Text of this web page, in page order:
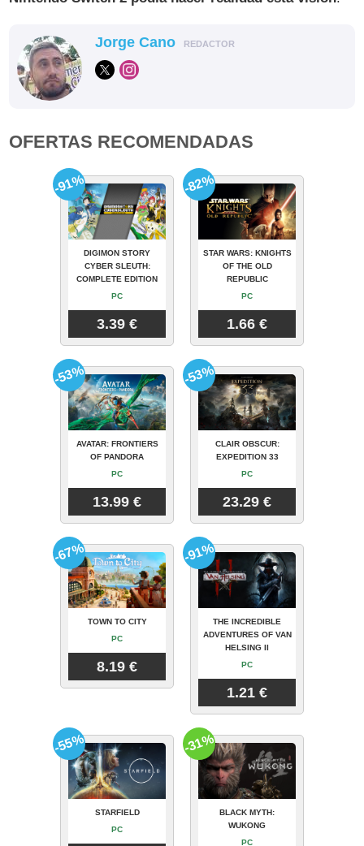
Jorge Cano REDACTOR
OFERTAS RECOMENDADAS
DIGIMON STORY
CYBER SLEUTH:
COMPLETE EDITION
PC
3.39 €
-91%
STAR WARS: KNIGHTS
OF THE OLD
REPUBLIC
PC
1.66 €
-82%
AVATAR: FRONTIERS
OF PANDORA
PC
13.99 €
-53%
CLAIR OBSCUR:
EXPEDITION 33
PC
23.29 €
-53%
TOWN TO CITY
PC
8.19 €
-67%
THE INCREDIBLE
ADVENTURES OF VAN
HELSING II
PC
1.21 €
-91%
STARFIELD
PC
-55%
BLACK MYTH:
WUKONG
PC
-31%